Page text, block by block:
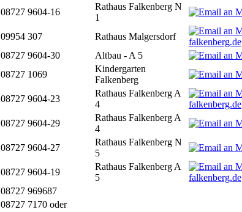
08727 9604-16
Rathaus Falkenberg N
1
09954 307 Rathaus Malgersdorf
falkenberg.de
08727 9604-30 Altbau - A 5
08727 1069
Kindergarten
Falkenberg
08727 9604-23
Rathaus Falkenberg A
4
falkenberg.de
08727 9604-29
Rathaus Falkenberg A
4
08727 9604-27
Rathaus Falkenberg N
5
08727 9604-19
Rathaus Falkenberg A
5
falkenberg.de
08727 969687
08727 7170 oder